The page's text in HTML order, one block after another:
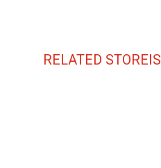
RELATED STOREIS